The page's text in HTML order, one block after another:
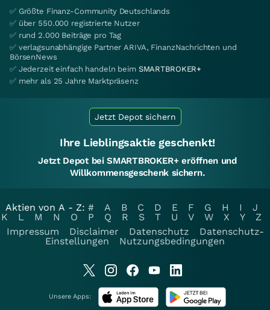
✅ Größte Finanz-Community Deutschlands
✅ über 550.000 registrierte Nutzer
✅ rund 2.000 Beiträge pro Tag
✅ verlagsunabhängige Partner ARIVA, FinanzNachrichten und
BörsenNews
✅ Jederzeit einfach handeln beim SMARTBROKER+
✅ mehr als 25 Jahre Marktpräsenz
Jetzt Depot sichern
Ihre Lieblingsaktie geschenkt!
Jetzt Depot bei SMARTBROKER+ eröffnen und
Willkommensgeschenk sichern.
Aktien von A - Z: # A B C D E F G H I
J
K
L M N O P Q R S T U V W X Y
Z
Impressum
Disclaimer Datenschutz
Datenschutz-
Einstellungen
Nutzungsbedingungen
Unsere Apps: